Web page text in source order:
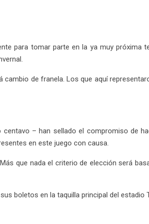
para tomar parte en la ya muy próxima
de franela. Los que aquí
– han sellado el compromiso de
en este juego con causa.
que nada el criterio de elección será
boletos en la taquilla principal del estadio